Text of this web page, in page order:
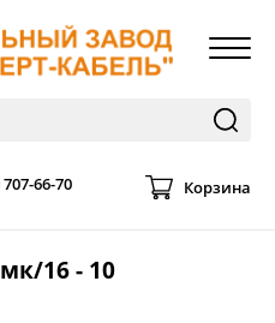
66-70 Корзина
16 - 10